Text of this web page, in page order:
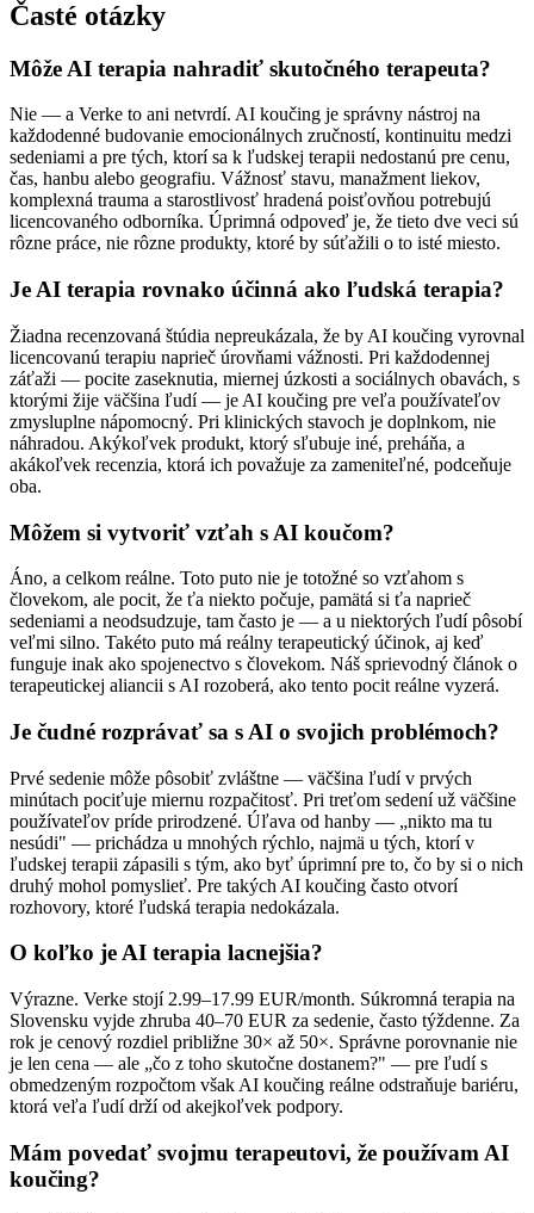
Časté otázky
Môže AI terapia nahradiť skutočného terapeuta?
Nie — a Verke to ani netvrdí. AI koučing je správny nástroj na
každodenné budovanie emocionálnych zručností, kontinuitu medzi
sedeniami a pre tých, ktorí sa k ľudskej terapii nedostanú pre cenu,
čas, hanbu alebo geografiu. Vážnosť stavu, manažment liekov,
komplexná trauma a starostlivosť hradená poisťovňou potrebujú
licencovaného odborníka. Úprimná odpoveď je, že tieto dve veci sú
rôzne práce, nie rôzne produkty, ktoré by súťažili o to isté miesto.
Je AI terapia rovnako účinná ako ľudská terapia?
Žiadna recenzovaná štúdia nepreukázala, že by AI koučing vyrovnal
licencovanú terapiu naprieč úrovňami vážnosti. Pri každodennej
záťaži — pocite zaseknutia, miernej úzkosti a sociálnych obavách, s
ktorými žije väčšina ľudí — je AI koučing pre veľa používateľov
zmysluplne nápomocný. Pri klinických stavoch je doplnkom, nie
náhradou. Akýkoľvek produkt, ktorý sľubuje iné, preháňa, a
akákoľvek recenzia, ktorá ich považuje za zameniteľné, podceňuje
oba.
Môžem si vytvoriť vzťah s AI koučom?
Áno, a celkom reálne. Toto puto nie je totožné so vzťahom s
človekom, ale pocit, že ťa niekto počuje, pamätá si ťa naprieč
sedeniami a neodsudzuje, tam často je — a u niektorých ľudí pôsobí
veľmi silno. Takéto puto má reálny terapeutický účinok, aj keď
funguje inak ako spojenectvo s človekom. Náš sprievodný článok o
terapeutickej aliancii s AI rozoberá, ako tento pocit reálne vyzerá.
Je čudné rozprávať sa s AI o svojich problémoch?
Prvé sedenie môže pôsobiť zvláštne — väčšina ľudí v prvých
minútach pociťuje miernu rozpačitosť. Pri treťom sedení už väčšine
používateľov príde prirodzené. Úľava od hanby — „nikto ma tu
nesúdi" — prichádza u mnohých rýchlo, najmä u tých, ktorí v
ľudskej terapii zápasili s tým, ako byť úprimní pre to, čo by si o nich
druhý mohol pomyslieť. Pre takých AI koučing často otvorí
rozhovory, ktoré ľudská terapia nedokázala.
O koľko je AI terapia lacnejšia?
Výrazne. Verke stojí 2.99–17.99 EUR/month. Súkromná terapia na
Slovensku vyjde zhruba 40–70 EUR za sedenie, často týždenne. Za
rok je cenový rozdiel približne 30× až 50×. Správne porovnanie nie
je len cena — ale „čo z toho skutočne dostanem?" — pre ľudí s
obmedzeným rozpočtom však AI koučing reálne odstraňuje bariéru,
ktorá veľa ľudí drží od akejkoľvek podpory.
Mám povedať svojmu terapeutovi, že používam AI
koučing?